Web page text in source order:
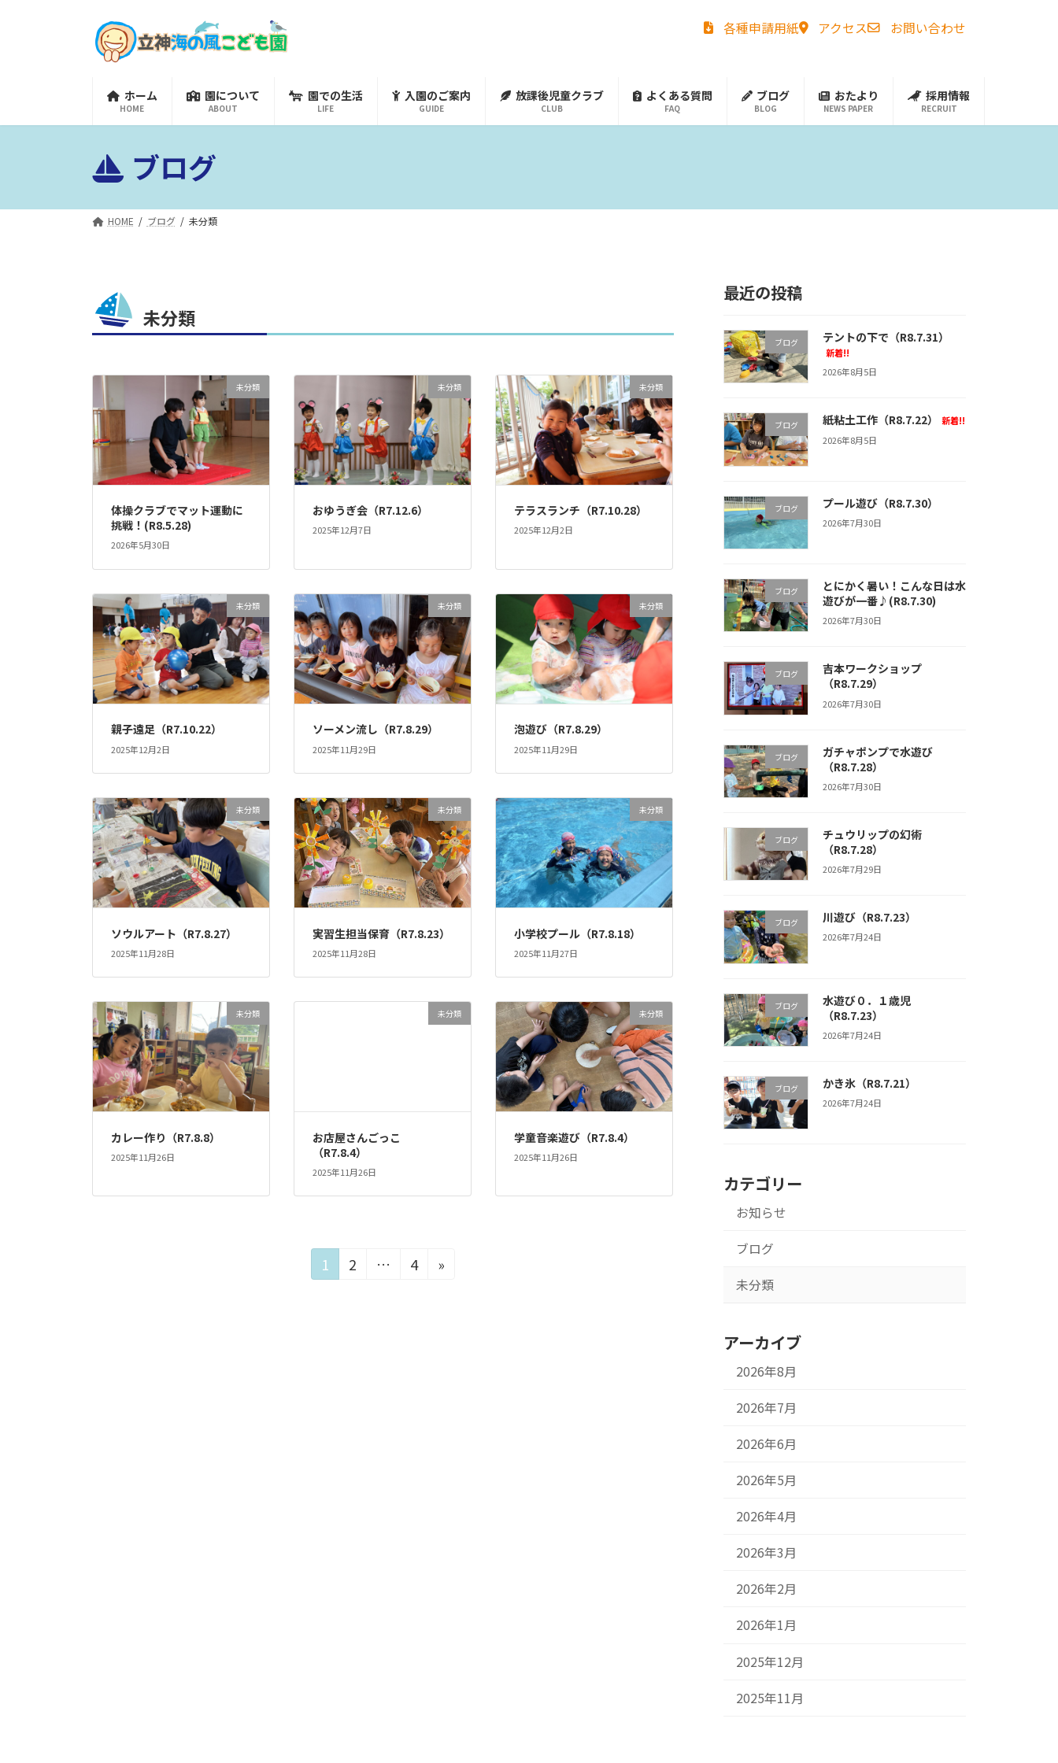
ス
ン
各種申請用紙 アクセス お問い合わせ
ホーム
HOME
園について
ABOUT
園での生活
LIFE
入園のご案内
GUIDE
放課後児童クラブ
CLUB
よくある質問
FAQ
ブログ
BLOG
おたより
NEWS PAPER
採用情報
RECRUIT
ブログ
HOME ブログ 未分類
未分類
未分類
体操クラブでマット運動に
挑戦！(R8.5.28)
2026年5月30日
未分類
おゆうぎ会（R7.12.6）
2025年12月7日
未分類
テラスランチ（R7.10.28）
2025年12月2日
未分類
親子遠足（R7.10.22）
2025年12月2日
未分類
ソーメン流し（R7.8.29）
2025年11月29日
未分類
泡遊び（R7.8.29）
2025年11月29日
未分類
ソウルアート（R7.8.27）
2025年11月28日
未分類
実習生担当保育（R7.8.23）
2025年11月28日
未分類
小学校プール（R7.8.18）
2025年11月27日
未分類
カレー作り（R7.8.8）
2025年11月26日
未分類
お店屋さんごっこ
（R7.8.4）
2025年11月26日
未分類
学童音楽遊び（R7.8.4）
2025年11月26日
固
定
1
固
2 …
固
4 »
最近の投稿
ブログ テントの下で（R8.7.31）
新着!!
2026年8月5日
ブログ 紙粘土工作（R8.7.22）
新着!!
2026年8月5日
ブログ プール遊び（R8.7.30）
2026年7月30日
ブログ
とにかく暑い！こんな日は水
遊びが一番♪(R8.7.30)
2026年7月30日
ブログ
吉本ワークショップ
（R8.7.29）
2026年7月30日
ブログ
ガチャポンプで水遊び
（R8.7.28）
2026年7月30日
ブログ
チュウリップの幻術
（R8.7.28）
2026年7月29日
ブログ 川遊び（R8.7.23）
2026年7月24日
ブログ
水遊び０．１歳児
（R8.7.23）
2026年7月24日
ブログ かき氷（R8.7.21）
2026年7月24日
カテゴリー
お知らせ
ブログ
未分類
アーカイブ
2026年8月
2026年7月
2026年6月
2026年5月
2026年4月
2026年3月
2026年2月
2026年1月
2025年12月
2025年11月